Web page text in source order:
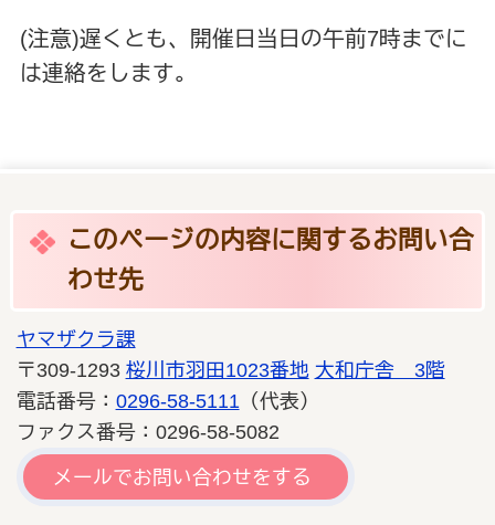
(注意)遅くとも、開催日当日の午前7時までに
は連絡をします。
このページの内容に関するお問い合
わせ先
ヤマザクラ課
〒309-1293 桜川市羽田1023番地 大和庁舎 3階
電話番号： 0296-58-5111（代表）
ファクス番号：0296-58-5082
メールでお問い合わせをする